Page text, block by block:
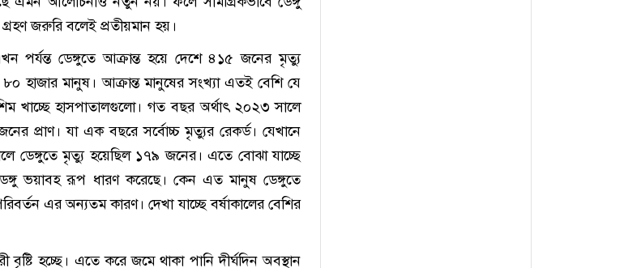
জরুরি বলেই প্রতীয়মান হয়।
পর্যন্ত ডেঙ্গুতে আক্রান্ত হয়ে দেশে ৪১৫ জনের মৃত্যু
৮০ হাজার মানুষ। আক্রান্ত মানুষের সংখ্যা এতই বেশি যে
খাচ্ছে হাসপাতালগুলো। গত বছর অর্থাৎ ২০২৩ সালে
প্রাণ। যা এক বছরে সর্বোচ্চ মৃত্যুর রেকর্ড। যেখানে
মৃত্যু হয়েছিল ১৭৯ জনের। এতে বোঝা যাচ্ছে
ভয়াবহ রূপ ধারণ করেছে। কেন এত মানুষ ডেঙ্গুতে
এর অন্যতম কারণ। দেখা যাচ্ছে বর্ষাকালের বেশির
হচ্ছে। এতে করে জমে থাকা পানি দীর্ঘদিন অবস্থান